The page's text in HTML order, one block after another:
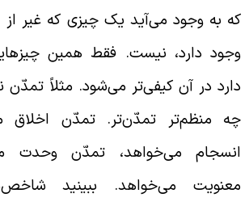
به وجود می‌آید یک چیزی که غیر از
دارد، نیست. فقط همین
در آن کیفی‌‌تر می‌شود. مثلاً تمدّن
منظم‌تر تمدّن‌تر. تمدّن اخلاق
می‌خواهد، تمدّن وحدت
می‌خواهد. ببینید